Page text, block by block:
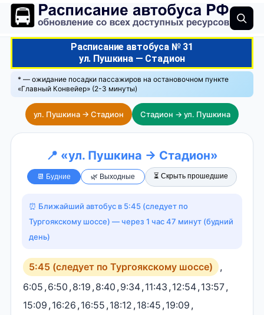
Расписание автобуса № 31
ул. Пушкина — Стадион
* — ожидание посадки пассажиров на остановочном пункте
«Главный Конвейер» (2-3 минуты)
ул. Пушкина → Стадион Стадион → ул. Пушкина
📍 «ул. Пушкина → Стадион»
📆 Будние 🌿 Выходные ⏳ Скрыть прошедшие
⏰ Ближайший автобус в 5:45 (следует по
Тургоякскому шоссе) — через 1 час 47 минут (будний
день)
5:45 (следует по Тургоякскому шоссе)
,
6:05 ,6:50 ,8:19 ,8:40 ,9:34,11:43 ,12:54,13:57,
15:09 ,16:26 ,16:55 ,18:12 ,18:45 ,19:09 ,